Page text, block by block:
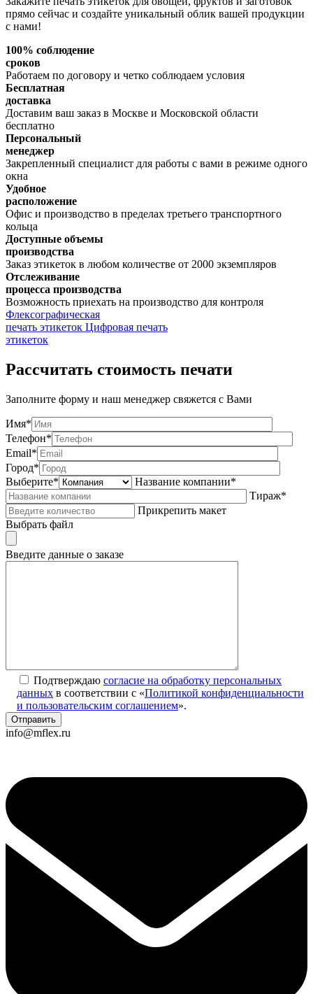
прямо сейчас и создайте уникальный облик вашей продукции
с нами!
100% соблюдение
сроков
Работаем по договору и четко соблюдаем условия
Бесплатная
доставка
Доставим ваш заказ в Москве и Московской области
бесплатно
Персональный
менеджер
Закрепленный специалист для работы с вами в режиме одного
окна
Удобное
расположение
Офис и производство в пределах третьего транспортного
кольца
Доступные объемы
производства
Заказ этикеток в любом количестве от 2000 экземпляров
Отслеживание
процесса производства
Возможность приехать на производство для контроля
Флексографическая
печать этикеток Цифровая печать
этикеток
Рассчитать стоимость печати
Заполните форму и наш менеджер свяжется с Вами
Имя*
Телефон*
Email*
Город*
Выберите*
Название компании*
Тираж*
Прикрепить макет
Выбрать файл
Введите данные о заказе
Подтверждаю согласие на обработку персональных
данных в соответствии с «Политикой конфиденциальности
и пользовательским соглашением».
info@mflex.ru